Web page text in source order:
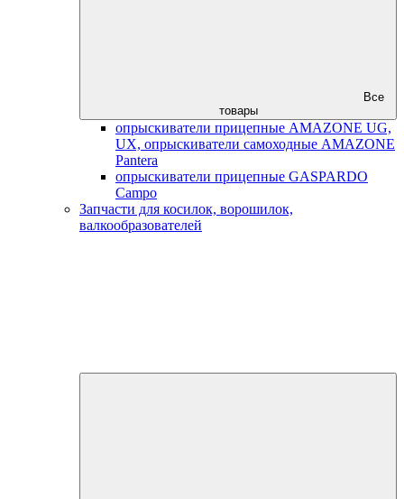
Все
товары
опрыскиватели прицепные AMAZONE UG,
UX, опрыскиватели самоходные AMAZONE
Pantera
опрыскиватели прицепные GASPARDO
Campo
Запчасти для косилок, ворошилок,
валкообразователей